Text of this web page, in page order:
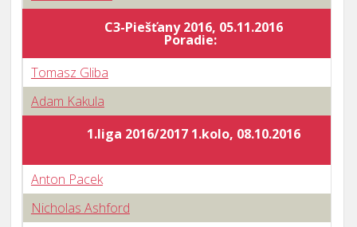
C3-Piešťany 2016, 05.11.2016
Poradie:
Tomasz Gliba
Adam Kakula
1.liga 2016/2017 1.kolo, 08.10.2016
Anton Pacek
Nicholas Ashford